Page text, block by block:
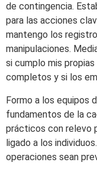
de contingencia.
para las acciones
mantengo los
manipulaciones.
si cumplo mis
completos y si los
Formo a los equipos
fundamentos de la
prácticos con relevo
ligado a los
operaciones sean